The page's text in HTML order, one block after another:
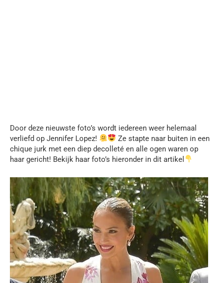
Door deze nieuwste foto’s wordt iedereen weer helemaal
verliefd op Jennifer Lopez!
Ze stapte naar buiten in een
chique jurk met een diep decolleté en alle ogen waren op
haar gericht! Bekijk haar foto’s hieronder in dit artikel